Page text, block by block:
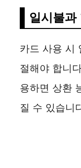
일시불과
카드 사용 시
절해야 합니
용하면 상환
질 수 있습니